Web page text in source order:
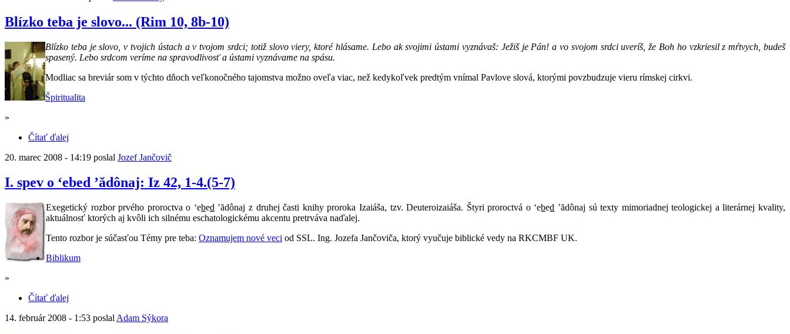
Blízko teba je slovo... (Rim 10, 8b-10)
Blízko teba je slovo, v tvojich ústach a v tvojom srdci; totiž slovo viery, ktoré hlásame. Lebo ak svojimi ústami vyznávaš: Ježiš je Pán! a vo svojom srdci uveríš, že Boh ho vzkriesil z mŕtvych, budeš
spasený. Lebo srdcom veríme na spravodlivosť a ústami vyznávame na spásu.
Modliac sa breviár som v týchto dňoch veľkonočného tajomstva možno oveľa viac, než kedykoľvek predtým vnímal Pavlove slová, ktorými povzbudzuje vieru rímskej cirkvi.
Špiritualita
»
Čítať ďalej
20. marec 2008 - 14:19 poslal Jozef Jančovič
I. spev o ‘ebed ’ădônaj: Iz 42, 1-4.(5-7)
Exegetický rozbor prvého proroctva o ‘ebed ’ădônaj z druhej časti knihy proroka Izaiáša, tzv. Deuteroizaiáša. Štyri proroctvá o ‘ebed ’ădônaj sú texty mimoriadnej teologickej a literárnej kvality,
aktuálnosť ktorých aj kvôli ich silnému eschatologickému akcentu pretrváva naďalej.
Tento rozbor je súčasťou Témy pre teba: Oznamujem nové veci od SSL. Ing. Jozefa Jančoviča, ktorý vyučuje biblické vedy na RKCMBF UK.
Biblikum
»
Čítať ďalej
14. február 2008 - 1:53 poslal Adam Sýkora